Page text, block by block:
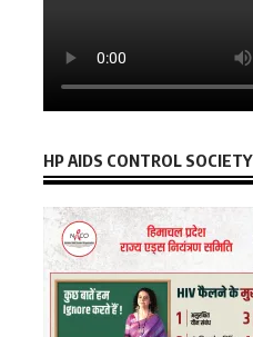
HP AIDS CONTROL SOCIETY